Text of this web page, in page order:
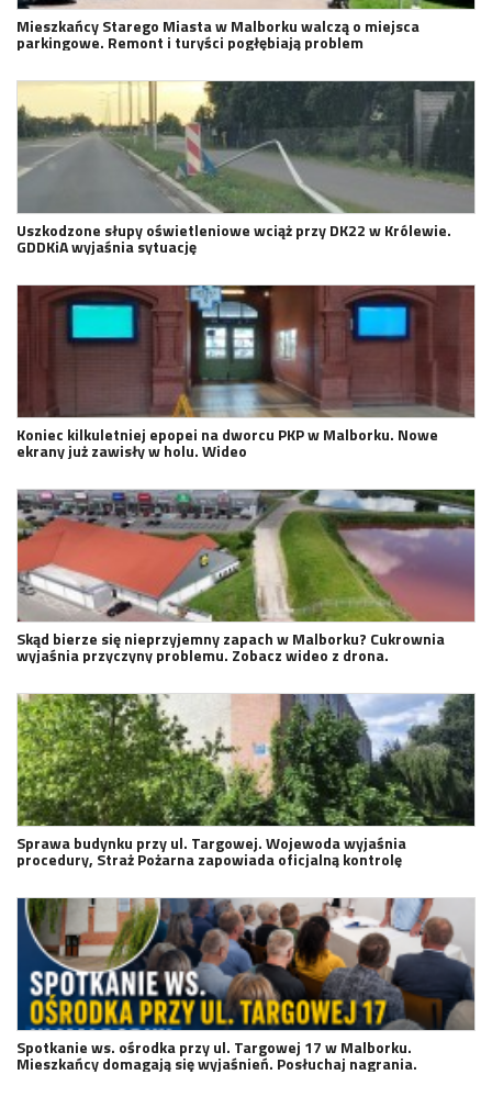
Mieszkańcy Starego Miasta w Malborku walczą o miejsca
parkingowe. Remont i turyści pogłębiają problem
Uszkodzone słupy oświetleniowe wciąż przy DK22 w Królewie.
GDDKiA wyjaśnia sytuację
Koniec kilkuletniej epopei na dworcu PKP w Malborku. Nowe
ekrany już zawisły w holu. Wideo
Skąd bierze się nieprzyjemny zapach w Malborku? Cukrownia
wyjaśnia przyczyny problemu. Zobacz wideo z drona.
Sprawa budynku przy ul. Targowej. Wojewoda wyjaśnia
procedury, Straż Pożarna zapowiada oficjalną kontrolę
Spotkanie ws. ośrodka przy ul. Targowej 17 w Malborku.
Mieszkańcy domagają się wyjaśnień. Posłuchaj nagrania.